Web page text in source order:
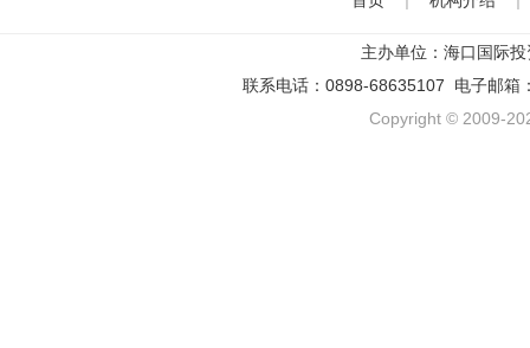
主办单位：海口国际
联系电话：0898-68635107 电子邮箱
Copyright © 2009-